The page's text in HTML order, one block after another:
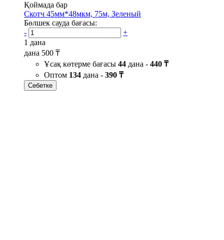
Қоймада бар
Скотч 45мм*48мкм, 75м, Зеленый
Бөлшек сауда бағасы:
-
+
1 дана
дана 500 ₸
Ұсақ көтерме бағасы 44 дана - 440 ₸
Оптом 134 дана - 390 ₸
Себетке